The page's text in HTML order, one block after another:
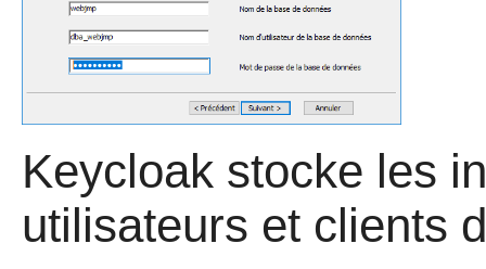
Keycloak stocke les
utilisateurs et clients